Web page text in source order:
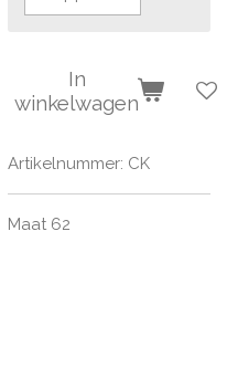
In
winkelwagen
Artikelnummer: CK
Maat 62